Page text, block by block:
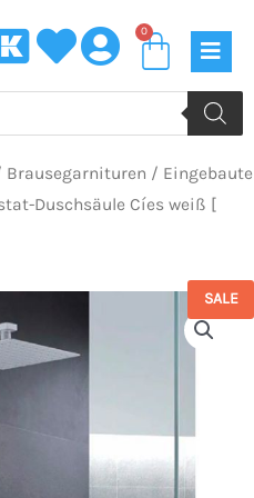
0
Brausegarnituren / Eingebaute
Duschsäule Cíes weiß [
SALE